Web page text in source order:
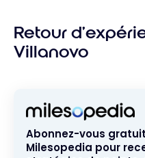
Retour
Villanovo
Abonnez-vous
Milesopedia pour